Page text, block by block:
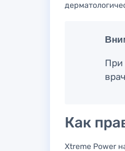
При
Как
Xtreme Power